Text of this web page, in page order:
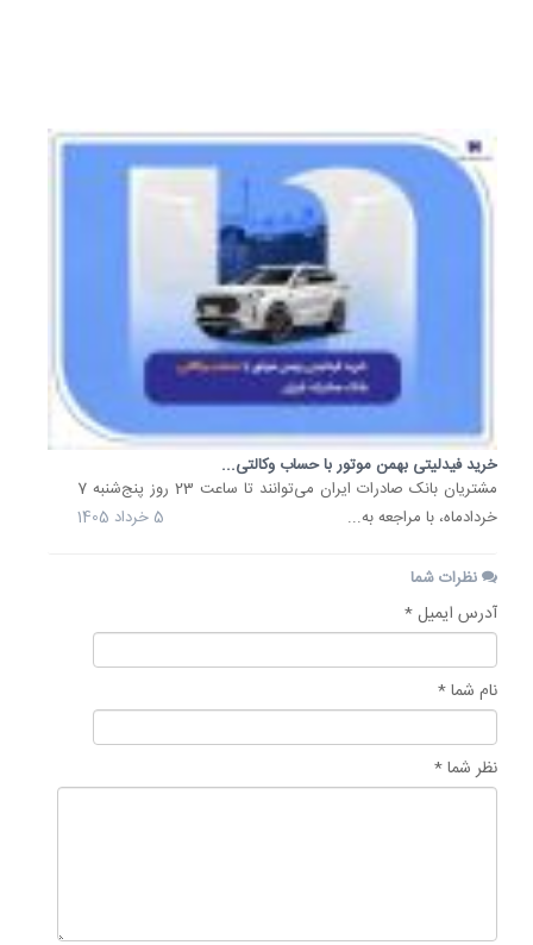
خرید فیدلیتی بهمن موتور با حساب وکالتی...
مشتریان بانک صادرات ایران می‌توانند تا ساعت 23 روز پنج‌شنبه 7
خردادماه، با مراجعه به...
5 خرداد 1405
نظرات شما
آدرس ایمیل *
نام شما *
نظر شما *